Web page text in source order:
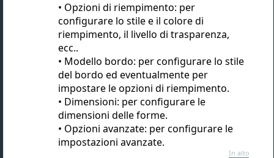
Opzioni di riempimento: per
configurare lo stile e il colore di
riempimento, il livello di trasparenza,
ecc..
Modello bordo: per configurare lo stile
del bordo ed eventualmente per
impostare le opzioni di riempimento.
Dimensioni: per configurare le
dimensioni delle forme.
Opzioni avanzate: per configurare le
impostazioni avanzate.
In alto